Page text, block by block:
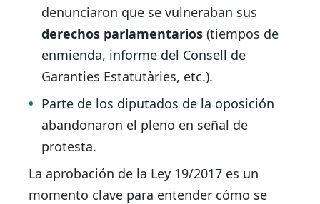
denunciaron que se vulneraban sus
derechos parlamentarios (tiempos de
enmienda, informe del Consell de
Garanties Estatutàries, etc.).
Parte de los diputados de la oposición
abandonaron el pleno en señal de
protesta.
La aprobación de la Ley 19/2017 es un
momento clave para entender cómo se